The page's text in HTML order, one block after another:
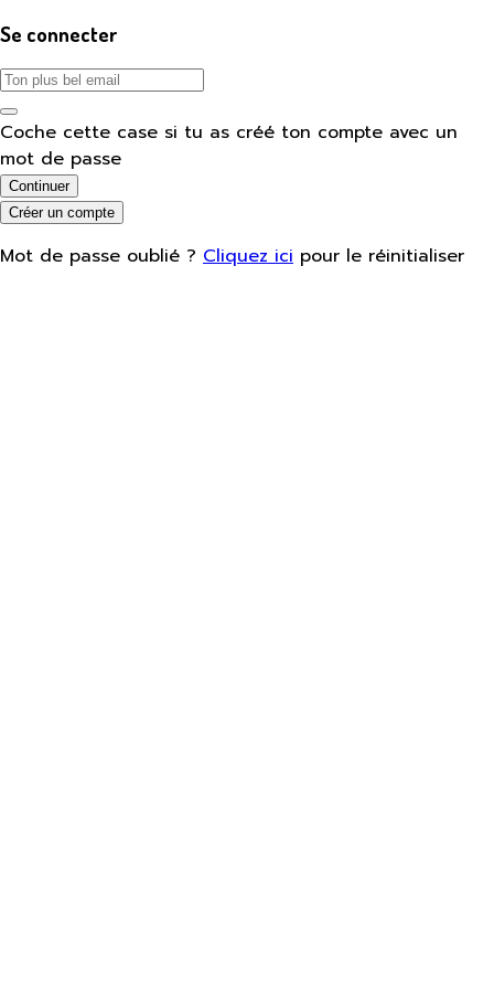
Se connecter
Coche cette case si tu as créé ton compte avec un
mot de passe
Continuer
Créer un compte
Mot de passe oublié ? Cliquez ici pour le réinitialiser